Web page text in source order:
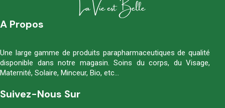
A Propos
Une large gamme de produits parapharmaceutiques de qualité
disponible dans notre magasin. Soins du corps, du Visage,
Maternité, Solaire, Minceur, Bio, etc…
Suivez-Nous Sur